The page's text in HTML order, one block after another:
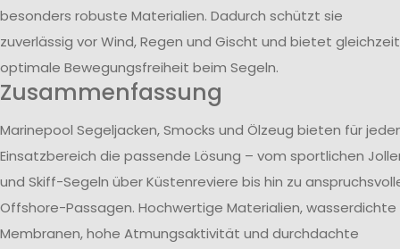
besonders robuste Materialien. Dadurch schützt sie
zuverlässig vor Wind, Regen und Gischt und bietet
optimale Bewegungsfreiheit beim Segeln.
Zusammenfassung
Marinepool Segeljacken, Smocks und Ölzeug bieten für
Einsatzbereich die passende Lösung – vom sportlichen
und Skiff-Segeln über Küstenreviere bis hin zu
Offshore-Passagen. Hochwertige Materialien, wasserdichte
Membranen, hohe Atmungsaktivität und durchdachte